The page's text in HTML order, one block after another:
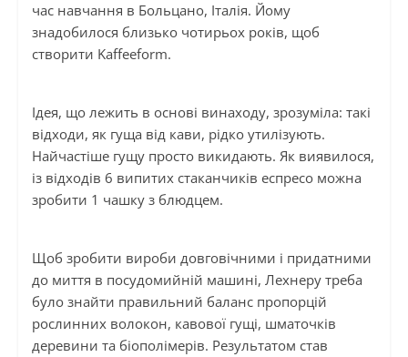
час навчання в Больцано, Італія. Йому
знадобилося близько чотирьох років, щоб
створити Kaffeeform.
Ідея, що лежить в основі винаходу, зрозуміла: такі
відходи, як гуща від кави, рідко утилізують.
Найчастіше гущу просто викидають. Як виявилося,
із відходів 6 випитих стаканчиків еспресо можна
зробити 1 чашку з блюдцем.
Щоб зробити вироби довговічними і придатними
до миття в посудомийній машині, Лехнеру треба
було знайти правильний баланс пропорцій
рослинних волокон, кавової гущі, шматочків
деревини та біополімерів. Результатом став